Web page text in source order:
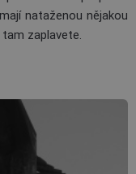
nataženou nějakou
zaplavete.